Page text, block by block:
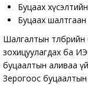
Буцаах
Буцаах шалтгаан
Шалгалтын
зохицуулагдах ба
буцаалтын аливаа
Зерогоос буцаалтын